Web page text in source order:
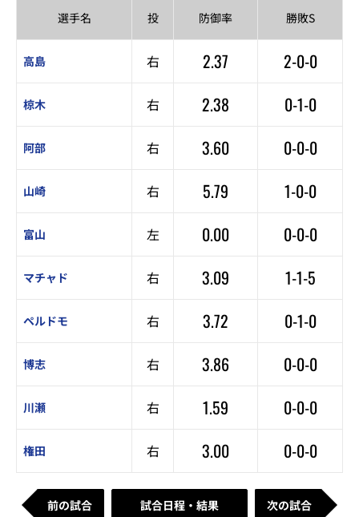
選手名 投 防御率 勝敗S
高島 右 2.37 2-0-0
椋木 右 2.38 0-1-0
阿部 右 3.60 0-0-0
山崎 右 5.79 1-0-0
富山 左 0.00 0-0-0
マチャド 右 3.09 1-1-5
ペルドモ 右 3.72 0-1-0
博志 右 3.86 0-0-0
川瀬 右 1.59 0-0-0
権田 右 3.00 0-0-0
前の試合 試合日程・結果 次の試合